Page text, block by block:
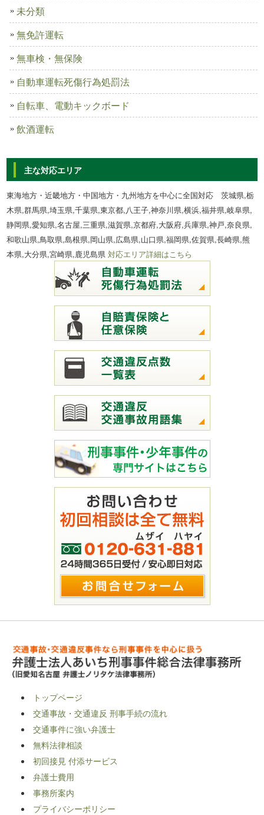
未分類
無免許運転
無車検・無保険
自動車運転死傷行為処罰法
自転車、電動キックボード
飲酒運転
主な対応エリア
東海地方・近畿地方・中国地方・九州地方を中心に全国対応 茨城県,栃
木県,群馬県,埼玉県,千葉県,東京都,八王子,神奈川県,横浜,福井県,岐阜県,
静岡県,愛知県,名古屋,三重県,滋賀県,京都府,大阪府,兵庫県,神戸,奈良県,
和歌山県,鳥取県,島根県,岡山県,広島県,山口県,福岡県,佐賀県,長崎県,熊
本県,大分県,宮崎県,鹿児島県対応エリア詳細はこちら
トップページ
交通事故・交通違反 刑事手続の流れ
交通事件に強い弁護士
無料法律相談
初回接見 付添サービス
弁護士費用
事務所案内
プライバシーポリシー